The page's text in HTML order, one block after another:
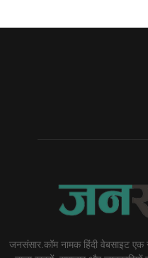
जनसंसार.कॉम नामक हिंदी वेबसाइट एक